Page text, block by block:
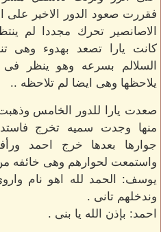
فقررت صعود الدور الاخير على
الاصانصير تحرك مجددا لم
كانت يارا تصعد بهدوء وهى
السلالم بسرعه وهو ينظر
يلاحظها وهى ايضا لم تلاحظه ..
صعدت يارا للدور الخامس وذهبت
منها وجدت سميه تخرج
جوارها بعدها خرج احمد
واستمعت لحوارهم وهى خائفه
يوسف: الحمد لله اهو نام
وندخلهم تانى .
احمد: بإذن الله يا بنى .